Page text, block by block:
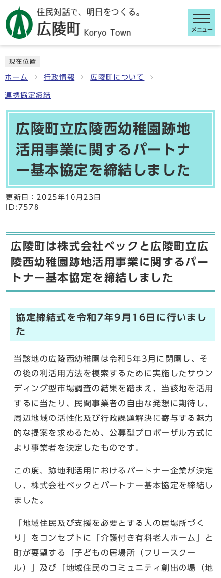
メニュー
現在位置
ホーム 行政情報 広陵町について
連携協定締結
広陵町立広陵西幼稚園跡地
活用事業に関するパートナ
ー基本協定を締結しました
更新日： 2025年10月23日
ID:7578
広陵町は株式会社ベックと広陵町立広
陵西幼稚園跡地活用事業に関するパー
トナー基本協定を締結しました
協定締結式を令和7年9月16日に行いまし
た
当該地の広陵西幼稚園は令和5年3月に閉園し、そ
の後の利活用方法を模索するために実施したサウン
ディング型市場調査の結果を踏まえ、当該地を活用
するに当たり、民間事業者の自由な発想に期待し、
周辺地域の活性化及び行政課題解決に寄与する魅力
的な提案を求めるため、公募型プロポーザル方式に
より事業者を決定したものです。
この度、跡地利活用におけるパートナー企業が決定
し、株式会社ベックとパートナー基本協定を締結し
ました。
「地域住民及び支援を必要とする人の居場所づく
り」をコンセプトに「介護付き有料老人ホーム」と
町が要望する「子どもの居場所（フリースクー
ル）」及び「地域住民のコミュニティ創出の場（地